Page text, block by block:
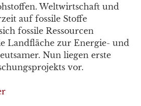
Weltwirtschaft und
auf fossile Stoffe
fossile Ressourcen
Landfläche zur Energie- und
Nun liegen erste
vor.